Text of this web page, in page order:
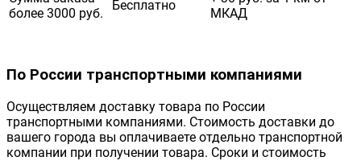
более 3000 руб.
Бесплатно
МКАД
По России транспортными компаниями
Осуществляем доставку товара по России
транспортными компаниями. Стоимость доставки до
вашего города вы оплачиваете отдельно транспортной
компании при получении товара. Сроки и стоимость